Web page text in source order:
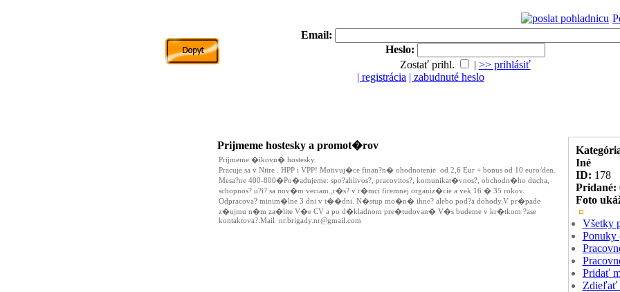
Email:
Heslo:
Zostať prihl.
| >> prihlásiť
| registrácia | zabudnuté heslo
Prijmeme hostesky a promot�rov
Iné
ID: 178
Pridané:
Foto
Všetky
Ponuky
Pridať
Zdieľať